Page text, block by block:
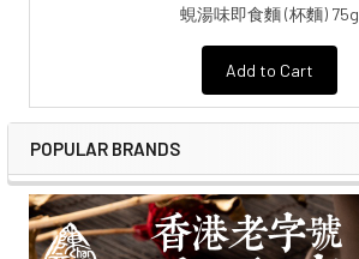
蜆湯味即食麵 (杯麵) 75g
Add to Cart
POPULAR BRANDS